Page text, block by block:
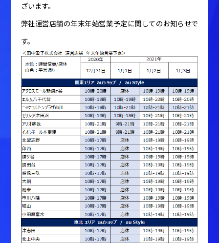
ざいます。
弊社運営店舗の年末年始営業予定に関してのお知らせで
す。